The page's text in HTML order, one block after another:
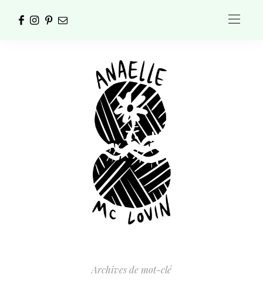
Archives de mot-clé